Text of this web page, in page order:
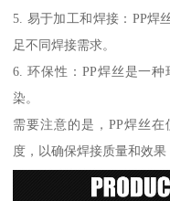
5. 易于加工和焊接：PP焊
足不同焊接需求。
6. 环保性：PP焊丝是一
染。
需要注意的是，PP焊丝
度，以确保焊接质量和效果